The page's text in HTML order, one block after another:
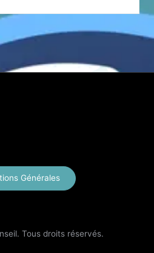
Générales
Tous droits réservés.